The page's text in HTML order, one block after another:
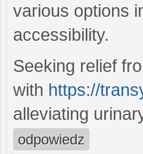
various options
accessibility.
Seeking relief
with https://
alleviating
odpowiedz